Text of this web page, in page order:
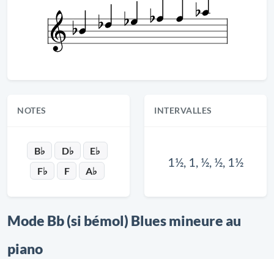
NOTES
B♭ D♭
E♭
F♭
F A♭
INTERVALLES
1½, 1, ½, ½, 1½
Mode Bb (si bémol) Blues mineure au
piano